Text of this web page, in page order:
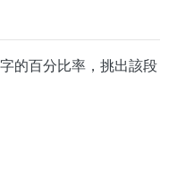
的百分比率，挑出該段